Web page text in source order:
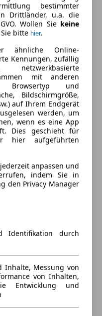
bestimmter
Drittländer, u.a. die
Wollen Sie keine
bitte hier.
ähnliche Online-
Kennungen, zufällig
netzwerkbasierte
mit anderen
und
Bildschirmgröße,
auf Ihrem Endgerät
werden, um
wenn es eine App
Dies geschieht für
hier aufgeführten
anpassen und
indem Sie in
den Privacy Manager
Identifikation durch
Inhalte, Messung von
von Inhalten,
Entwicklung und